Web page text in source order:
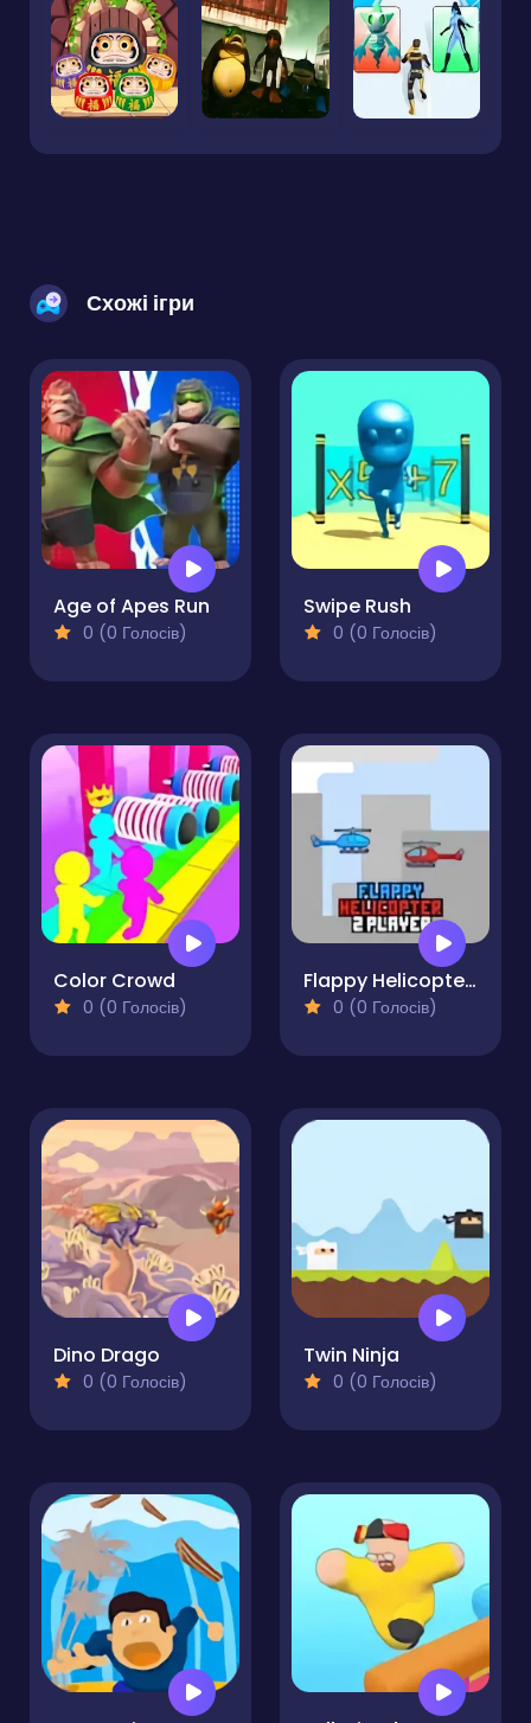
Схожі ігри
Age of Apes Run
0 (0 Голосів)
Swipe Rush
0 (0 Голосів)
Color Crowd
0 (0 Голосів)
Flappy Helicopter 2 Player
0 (0 Голосів)
Dino Drago
0 (0 Голосів)
Twin Ninja
0 (0 Голосів)